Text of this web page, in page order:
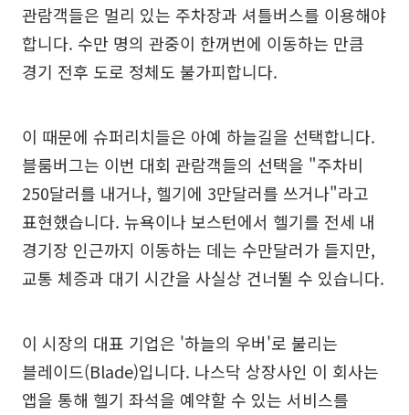
관람객들은 멀리 있는 주차장과 셔틀버스를 이용해야
합니다. 수만 명의 관중이 한꺼번에 이동하는 만큼
경기 전후 도로 정체도 불가피합니다.
이 때문에 슈퍼리치들은 아예 하늘길을 선택합니다.
블룸버그는 이번 대회 관람객들의 선택을 "주차비
250달러를 내거나, 헬기에 3만달러를 쓰거나"라고
표현했습니다. 뉴욕이나 보스턴에서 헬기를 전세 내
경기장 인근까지 이동하는 데는 수만달러가 들지만,
교통 체증과 대기 시간을 사실상 건너뛸 수 있습니다.
이 시장의 대표 기업은 '하늘의 우버'로 불리는
블레이드(Blade)입니다. 나스닥 상장사인 이 회사는
앱을 통해 헬기 좌석을 예약할 수 있는 서비스를